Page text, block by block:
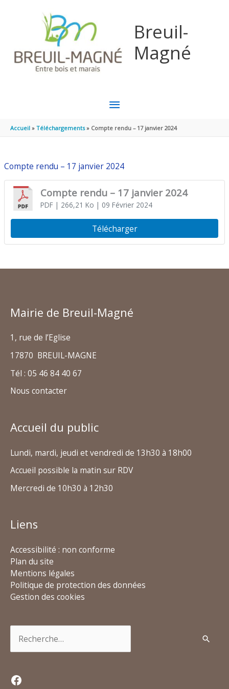
Breuil-
Magné
MENU
PRINCIPAL
Accueil Téléchargements Compte rendu – 17 janvier 2024
Compte rendu – 17 janvier 2024
Compte rendu – 17 janvier 2024
PDF| 266,21 Ko | 09 Février 2024
Télécharger
Mairie de Breuil-Magné
1, rue de l’Eglise
17870 BREUIL-MAGNE
Tél : 05 46 84 40 67
Nous contacter
Accueil du public
Lundi, mardi, jeudi et vendredi de 13h30 à 18h00
Accueil possible la matin sur RDV
Mercredi de 10h30 à 12h30
Liens
Accessibilité : non conforme
Plan du site
Mentions légales
Politique de protection des données
Gestion des cookies
Facebook